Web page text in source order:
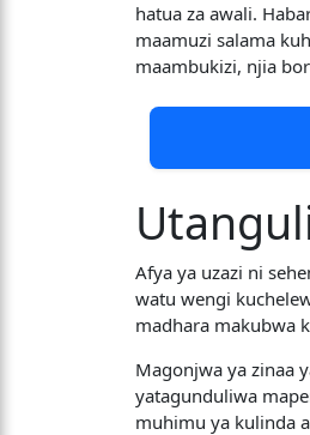
hatua za awali.
maamuzi salama
maambukizi, njia
Afya ya uzazi ni
watu wengi
madhara makubwa
Magonjwa ya zinaa
yatagunduliwa
muhimu ya kulinda